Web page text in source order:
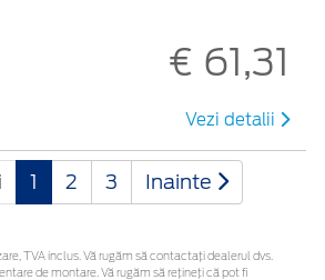
€ 61,31
Vezi detalii
1 2 3 Inainte
TVA inclus. Vă rugăm să contactaţi dealerul dvs.
de montare. Vă rugăm să rețineți că pot fi